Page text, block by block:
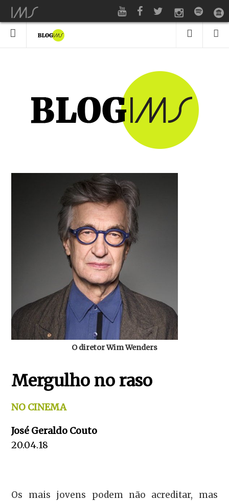
O diretor Wim Wenders
Mergulho no raso
NO CINEMA
José Geraldo Couto
20.04.18
Os mais jovens podem não acreditar, mas